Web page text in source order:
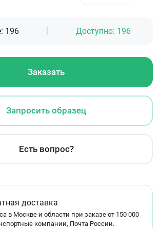
196 Доступно: 196
Заказать
Запросить образец
Есть вопрос?
доставка
в Москве и области при заказе от 150 000
компании, Почта России.